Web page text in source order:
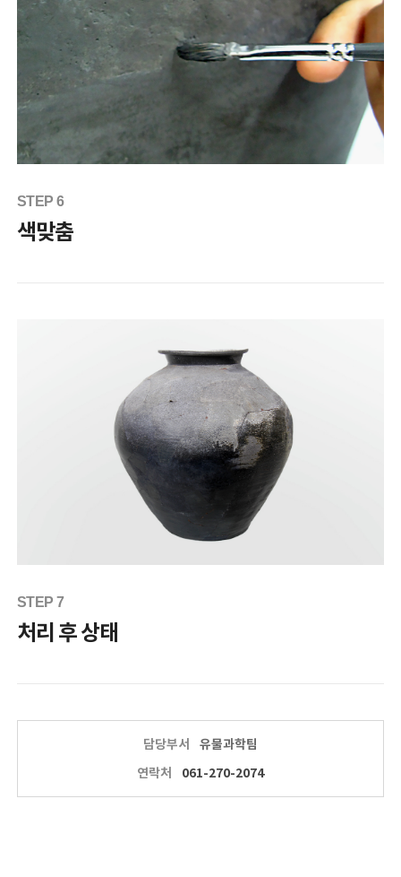
STEP 6
색맞춤
STEP 7
처리 후 상태
담당부서
유물과학팀
연락처
061-270-2074